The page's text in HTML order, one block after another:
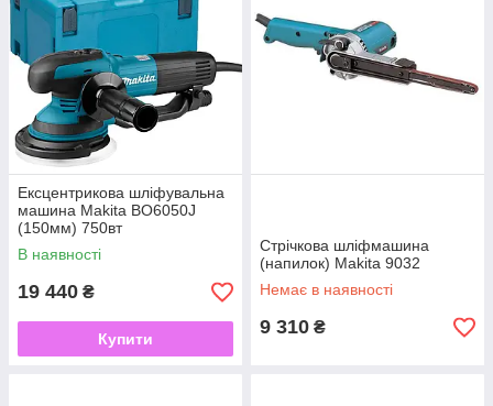
Ексцентрикова шліфувальна
машина Makita BO6050J
(150мм) 750вт
В наявності
19 440 ₴
Купити
Стрічкова шліфмашина
(напилок) Makita 9032
Немає в наявності
9 310 ₴